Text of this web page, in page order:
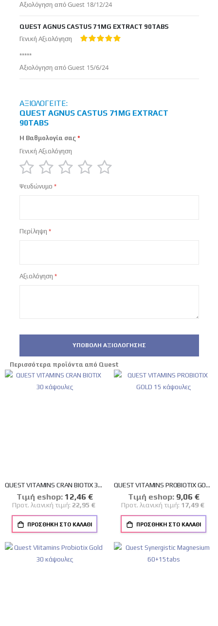
Αξιολόγηση απόGuest Δημοσιεύτηκε
στις
18/12/24
QUEST AGNUS CASTUS 71MG EXTRACT 90TABS
Γενική Αξιολόγηση
*****
Αξιολόγηση απόGuest Δημοσιεύτηκε
στις
15/6/24
ΑΞΙΟΛΟΓΕΊΤΕ:
QUEST AGNUS CASTUS 71MG EXTRACT
90TABS
Η Βαθμολογία σας
Γενική Αξιολόγηση
star
stars
stars
stars
stars
Ψευδώνυμο
Περίληψη
Αξιολόγηση
ΥΠΟΒΟΛΉ ΑΞΙΟΛΌΓΗΣΗΣ
Περισσότερα προϊόντα από Quest
QUEST VITAMINS CRAN BIOTIX 30 κάψουλες
Tιμή eshop: Ειδική
Τιμή
12,46 €
Προτ. λιανική τιμή: 22,95 €
ΠΡΟΣΘΉΚΗ ΣΤΟ ΚΑΛΆΘΙ
QUEST VITAMINS PROBIOTIX GOLD 15 κάψουλες
Tιμή eshop: Ειδική
Τιμή
9,06 €
Προτ. λιανική τιμή: 17,49 €
ΠΡΟΣΘΉΚΗ ΣΤΟ ΚΑΛΆΘΙ